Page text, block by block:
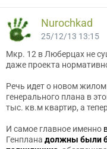
Nurochkad
25/12/13 13:15
Мкр. 12 в Люберцах не
даже проекта
Речь идет о новом
генерального плана в
тыс. кв.м квартир, а
И самое главное именно
Генплана должны были